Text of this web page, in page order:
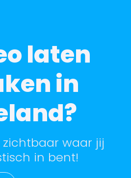
laten
in
waar jij
in bent!